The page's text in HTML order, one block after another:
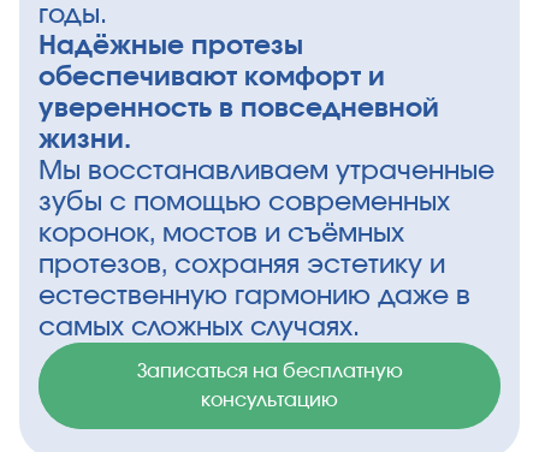
годы.
Надёжные протезы
обеспечивают комфорт и
уверенность в повседневной
жизни.
Мы восстанавливаем утраченные
зубы с помощью современных
коронок, мостов и съёмных
протезов, сохраняя эстетику и
естественную гармонию даже в
самых сложных случаях.
Записаться на бесплатную
консультацию